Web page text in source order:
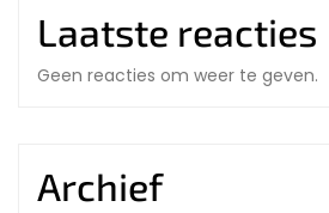
Laatste reacties
Geen reacties om weer te geven.
Archief